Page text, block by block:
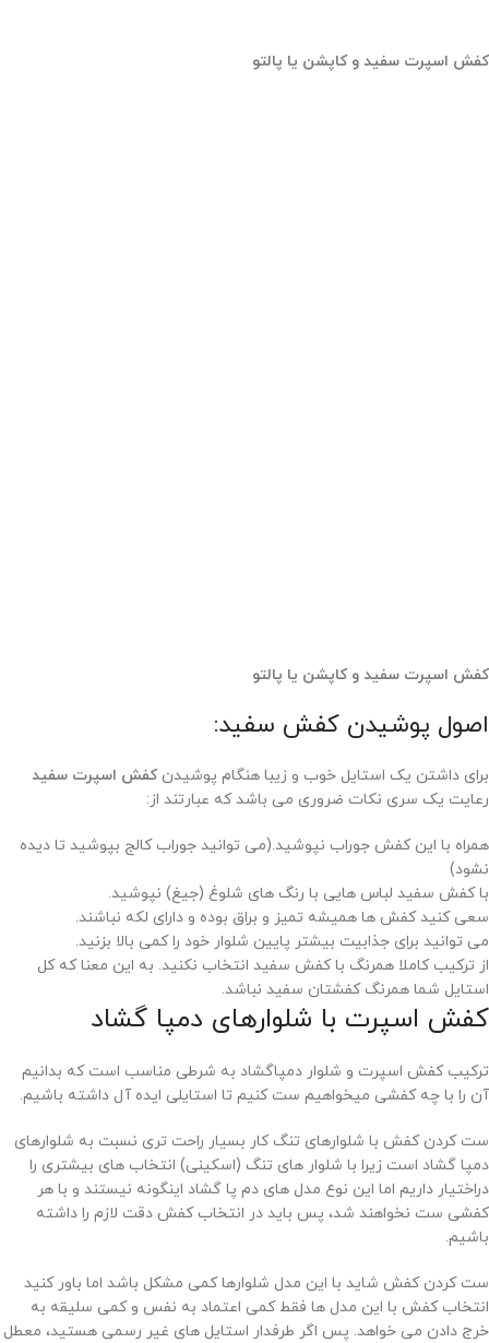
کفش اسپرت سفید و کاپشن یا پالتو
کفش اسپرت سفید و کاپشن یا پالتو
اصول پوشیدن کفش سفید:
برای داشتن یک استایل خوب و زیبا هنگام پوشیدنکفش اسپرت سفید
رعایت یک سری نکات ضروری می باشد که عبارتند از:
همراه با این کفش جوراب نپوشید.(می توانید جوراب کالج بپوشید تا دیده
نشود)
با کفش سفید لباس هایی با رنگ های شلوغ (جیغ) نپوشید.
سعی کنید کفش ها همیشه تمیز و براق بوده و دارای لکه نباشند.
می توانید برای جذابیت بیشتر پایین شلوار خود را کمی بالا بزنید.
از ترکیب کاملا همرنگ با کفش سفید انتخاب نکنید. به این معنا که کل
استایل شما همرنگ کفشتان سفید نباشد.
کفش اسپرت با شلوارهای دمپا گشاد
ترکیب کفش اسپرت و شلوار دمپاگشاد به شرطی مناسب است که بدانیم
آن را با چه کفشی میخواهیم ست کنیم تا استایلی ایده آل داشته باشیم.
ست کردن کفش با شلوارهای تنگ کار بسیار راحت تری نسبت به شلوارهای
دمپا گشاد است زیرا با شلوار های تنگ (اسکینی) انتخاب های بیشتری را
دراختیار داریم اما این نوع مدل های دم پا گشاد اینگونه نیستند و با هر
کفشی ست نخواهند شد، پس باید در انتخاب کفش دقت لازم را داشته
باشیم.
ست کردن کفش شاید با این مدل شلوارها کمی مشکل باشد اما باور کنید
انتخاب کفش با این مدل ها فقط کمی اعتماد به نفس و کمی سلیقه به
خرج دادن می خواهد. پس اگر طرفدار استایل های غیر رسمی هستید، معطل